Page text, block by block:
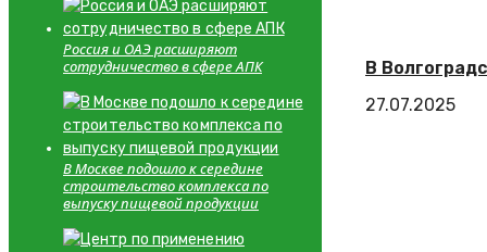
В
27.07.2025
Россия и ОАЭ расширяют
сотрудничество в сфере АПК
В Москве подошло к середине
строительство комплекса по
выпуску пищевой продукции